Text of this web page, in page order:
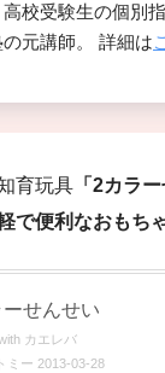
校受験生の個別
元講師。 詳細は
育玩具 「2カラ
で便利なおもち
せんせい
カエレバ
ミー 2013-03-28